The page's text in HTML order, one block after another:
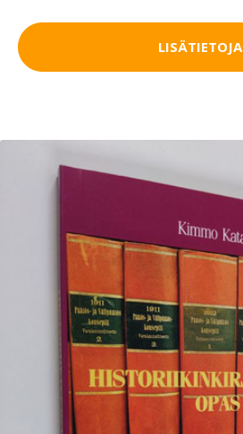
LISÄTIETOJA